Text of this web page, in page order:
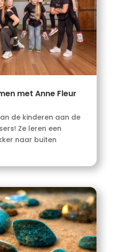
met Anne Fleur
de kinderen aan de
Ze leren een
naar buiten